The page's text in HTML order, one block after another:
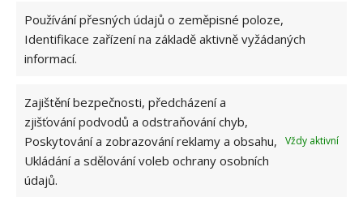
Používání přesných údajů o zeměpisné poloze,
Identifikace zařízení na základě aktivně vyžádaných
informací.
Zajištění bezpečnosti, předcházení a
zjišťování podvodů a odstraňování chyb,
Poskytování a zobrazování reklamy a obsahu,
Ukládání a sdělování voleb ochrany osobních
údajů.
Vždy aktivní